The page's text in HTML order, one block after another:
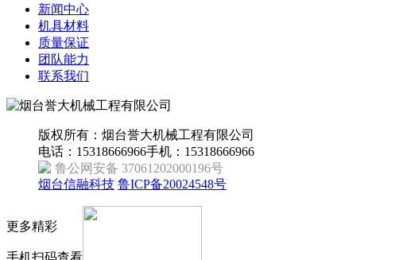
新闻中心
机具材料
质量保证
团队能力
联系我们
版权所有：烟台誉大机械工程有限公司
电话：15318666966手机：15318666966
鲁公网安备 37061202000196号
烟台信融科技 鲁ICP备20024548号
更多精彩
手机扫码查看